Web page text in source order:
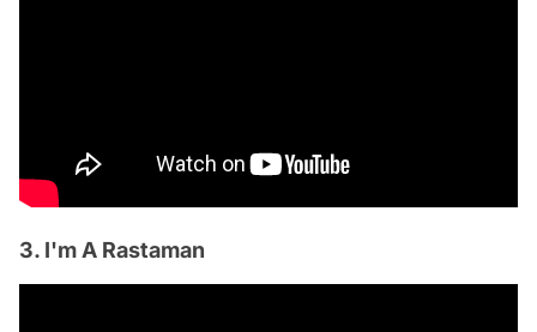
3. I'm A Rastaman